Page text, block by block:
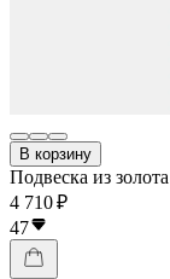
В корзину
Подвеска из золота
4 710 ₽
47